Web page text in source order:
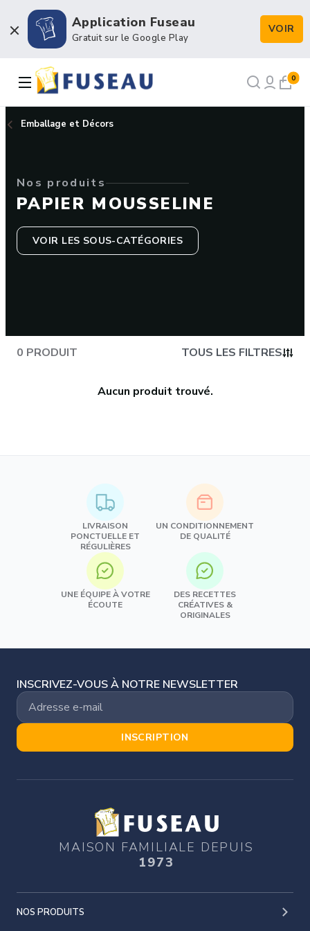
Application Fuseau
Gratuit sur le Google Play
VOIR
Boulangerie / Viennoiserie
Pâtisserie / Chocolaterie
Emballage et Décors
0
Emballage et Décors
Nos produits
PAPIER MOUSSELINE
VOIR LES SOUS-CATÉGORIES
0 PRODUIT TOUS LES FILTRES
Aucun produit trouvé.
LIVRAISON
PONCTUELLE ET
RÉGULIÈRES
UN CONDITIONNEMENT
DE QUALITÉ
UNE ÉQUIPE À VOTRE
ÉCOUTE
DES RECETTES
CRÉATIVES &
ORIGINALES
INSCRIVEZ-VOUS À NOTRE NEWSLETTER
INSCRIPTION
MAISON FAMILIALE DEPUIS
1973
NOS PRODUITS